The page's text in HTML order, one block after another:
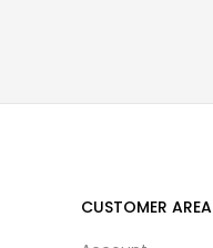
CUSTOMER AREA